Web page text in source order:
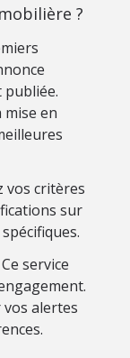
?
en
vos critères
sur
Ce service
alertes